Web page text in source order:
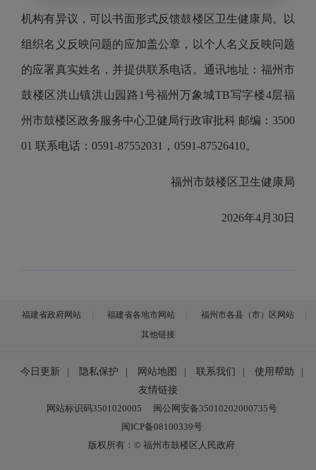
机构有异议，可以书面形式反馈鼓楼区卫生健康局。以
组织名义反映问题的应加盖公章，以个人名义反映问题
的应署真实姓名，并提供联系电话。通讯地址：福州市
鼓楼区洪山镇洪山园路1号福州万象城TB写字楼4层福
州市鼓楼区政务服务中心卫健局行政审批科 邮编：3500
01 联系电话：0591-87552031，0591-87526410。
福州市鼓楼区卫生健康局
2026年4月30日
福建省政府网站 福建省各地市网站
福州市各县（市）区网站
其他链接
今日更新 隐私保护 网站地图 联系我们 使用帮助
友情链接
网站标识码3501020005
闽公网安备35010202000735号
闽ICP备08100339号
版权所有：© 福州市鼓楼区人民政府